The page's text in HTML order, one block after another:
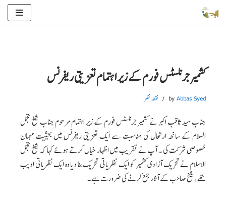
کشمیر جرنلسٹس فورم کے زیر اہتمام تعزیتی ریفرنس
by Abbas Syed نقطہ نظر
جناب سید ثاقب اکبر نے کشمیر جرنلسٹس فورم کے زیر اہتمام مرحوم جناب شیخ تجمل
السلام کے سانحہ ارتحال کی مناسبت سے ایک تعزیتی ریفرنس میں بحیثیت مہمان
خصوصی شرکت کی ۔ آپ نے تقریب میں اظہار خیال کرتے ہوئے کہا کہ شیخ تجمل
الاسلام نے تحریک آزادی کشمیر کو ایک نظریاتی تحریک بنا دیا وہ ایک نظریاتی ادیب
تھے ، شیخ صاحب کے آثار جمع کرنے کی ضرورت ہے ۔